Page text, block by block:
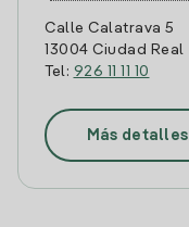
Calle Calatrava 5
13004 Ciudad Real
Tel: 926 11 11 10
Más detalles